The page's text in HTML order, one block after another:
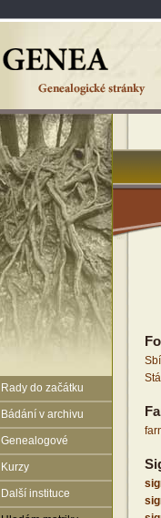
Rady do začátku
Bádání v archivu
Genealogové
Kurzy
Další instituce